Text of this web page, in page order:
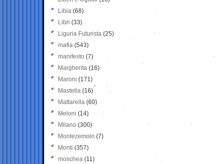
Libia (68)
Libri (33)
Liguria Futurista (25)
mafia (543)
manifesto (7)
Margherita (16)
Maroni (171)
Mastella (16)
Mattarella (60)
Meloni (14)
Milano (300)
Montezemolo (7)
Monti (357)
moschea (11)